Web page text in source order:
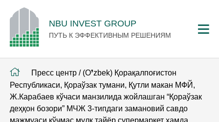
NBU INVEST GROUP
ПУТЬ К ЭФФЕКТИВНЫМ РЕШЕНИЯМ
Пресс центр / (O❜zbek) Қорақалпоғистон
Республикаси, Қораўзак тумани, Қутли макан МФЙ,
Ж.Карабаев кўчаси манзилида жойлашган “Қораўзак
деҳқон бозори” МЧЖ 3-типдаги замановий савдо
мажмуаси кўчмас мулк тайёр супермаркет хамда